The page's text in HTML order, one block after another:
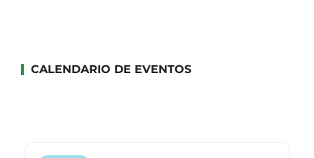
CALENDARIO DE EVENTOS